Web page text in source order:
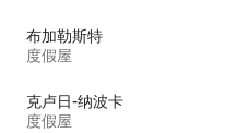
布加勒斯特
度假屋
克卢日-纳波卡
度假屋